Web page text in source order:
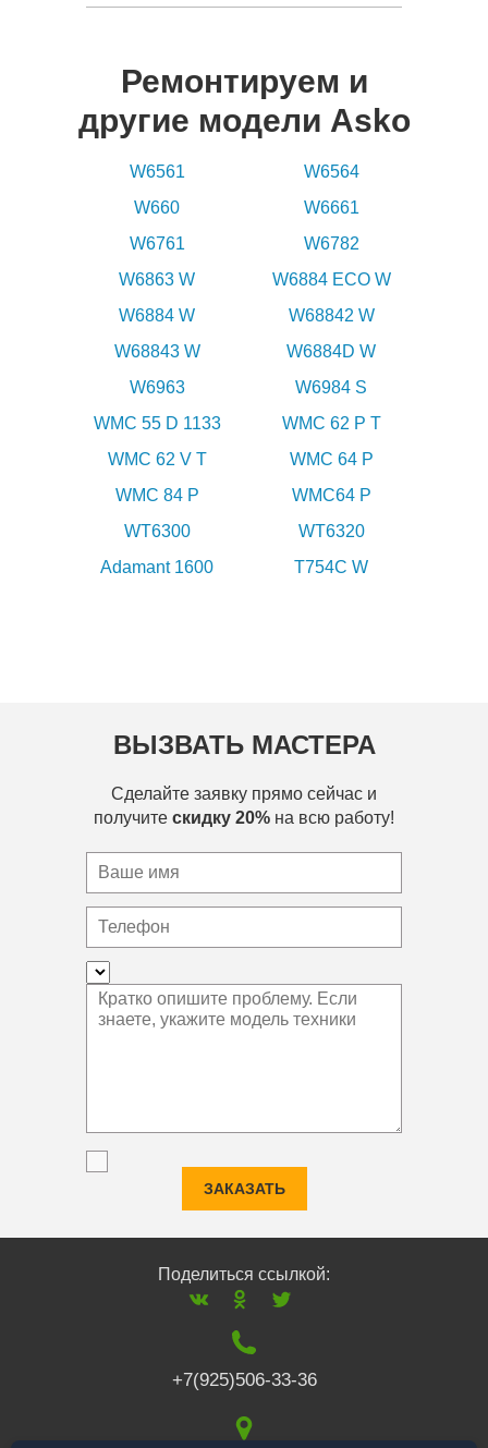
Ремонтируем и
другие модели Asko
W6561
W6564
W660
W6661
W6761
W6782
W6863 W
W6884 ECO W
W6884 W
W68842 W
W68843 W
W6884D W
W6963
W6984 S
WMC 55 D 1133
WMC 62 P T
WMC 62 V T
WMC 64 P
WMC 84 P
WMC64 P
WT6300
WT6320
Adamant 1600
T754C W
ВЫЗВАТЬ МАСТЕРА
Сделайте заявку прямо сейчас и
получите скидку 20% на всю работу!
ЗАКАЗАТЬ
Поделиться ссылкой:
+7(925)506-33-36